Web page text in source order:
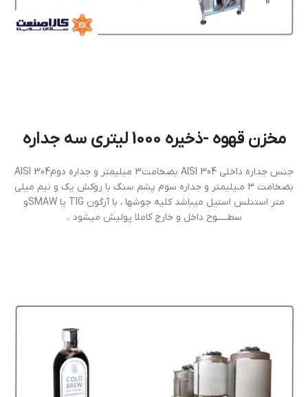
مخزن قهوه -ذخیره 1000 ليتري سه جداره
جنس جداره داخلي AISI 304 بضخامت3 ميليمتر و جداره دومAISI 304
بضخامت 3 مـيليمتر و جداره سوم پشم سنگ با روکش یک و نیم میلی
متر استنلس استیل ميباشد كليه جوشها ، با آرگون TIG یا SMAWو
سطـــــوح داخل و خارج كاملا پوليش ميشود ..